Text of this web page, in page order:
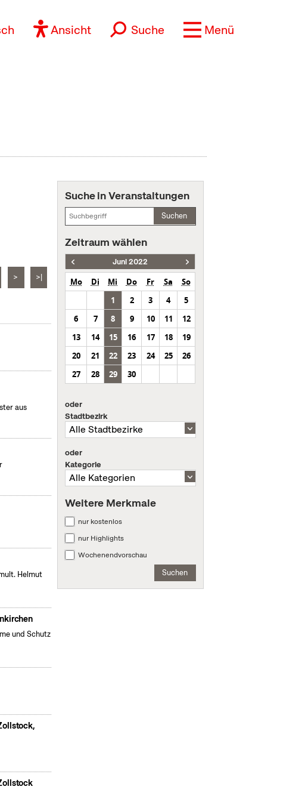
Ansicht Suche Menü
> >|
aus
Helmut
und Schutz
Suche in Veranstaltungen
Suchen
Zeitraum wählen
Juni 2022
Mo Di Mi Do Fr Sa
So
1
2 3 4
5
6
7 8 9 10 11
12
13
14 15 16 17 18
19
20
21 22 23 24 25
26
27
28 29 30
oder
Stadtbezirk
oder
Kategorie
Weitere Merkmale
nur kostenlos
nur Highlights
Wochenendvorschau
Suchen